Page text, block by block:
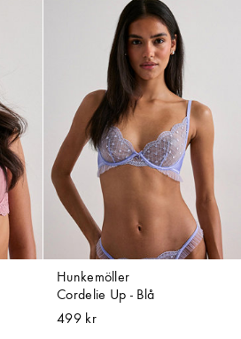
Hunkemöller
Cordelie Up - Blå
499 kr